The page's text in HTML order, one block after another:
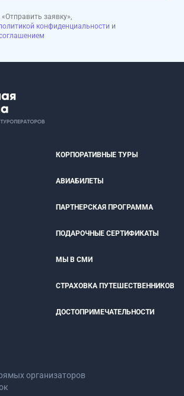
заявку»,
конфиденциальности и
КОРПОРАТИВНЫЕ ТУРЫ
АВИАБИЛЕТЫ
ПАРТНЕРСКАЯ ПРОГРАММА
ПОДАРОЧНЫЕ СЕРТИФИКАТЫ
МЫ В СМИ
СТРАХОВКА ПУТЕШЕСТВЕННИКОВ
ДОСТОПРИМЕЧАТЕЛЬНОСТИ
организаторов